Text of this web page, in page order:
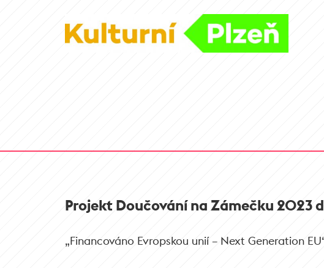
Projekt Doučování na Zámečku 2023
„Financováno Evropskou unií – Next Generation